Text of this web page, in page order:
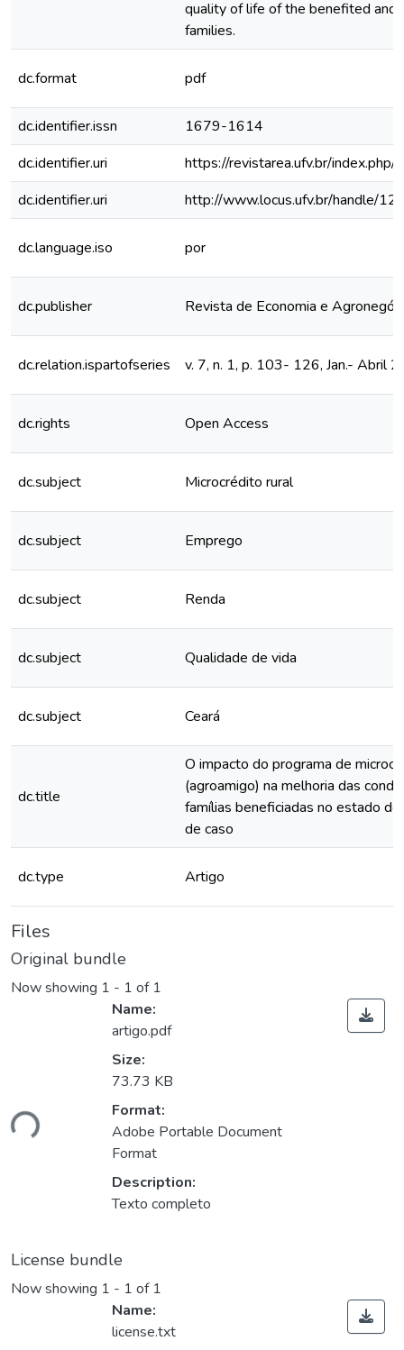
quality of life of the benefited and
families.
dc.format pdf
dc.identifier.issn
1679-1614
dc.identifier.uri
https://revistarea.ufv.br/
dc.identifier.uri
http://www.locus.ufv.br/handle/
dc.language.iso por
dc.publisher Revista de Economia e
dc.relation.ispartofseries v. 7, n. 1, p. 103- 126, Jan.- Abril
dc.rights Open Access
dc.subject Microcrédito rural
dc.subject Emprego
dc.subject Renda
dc.subject Qualidade de vida
dc.subject Ceará
dc.title
O impacto do programa de
(agroamigo) na melhoria das
famílias beneficiadas no estado do
de caso
dc.type Artigo
Files
Original bundle
Now showing 1 - 1 of 1
Name:
artigo.pdf
Size:
73.73 KB
Format:
Adobe Portable Document
Format
Description:
Texto completo
License bundle
Now showing 1 - 1 of 1
Name:
license.txt